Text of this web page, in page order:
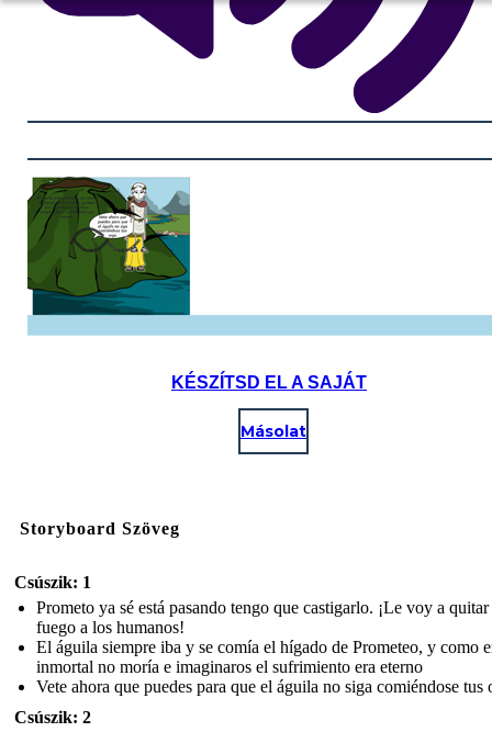
KÉSZÍTSD EL A SAJÁT
Másolat
Storyboard Szöveg
Csúszik: 1
Prometo ya sé está pasando tengo que castigarlo. ¡Le voy a
fuego a los humanos!
El águila siempre iba y se comía el hígado de Prometeo, y como
inmortal no moría e imaginaros el sufrimiento era eterno
Vete ahora que puedes para que el águila no siga comiéndose tus
Csúszik: 2